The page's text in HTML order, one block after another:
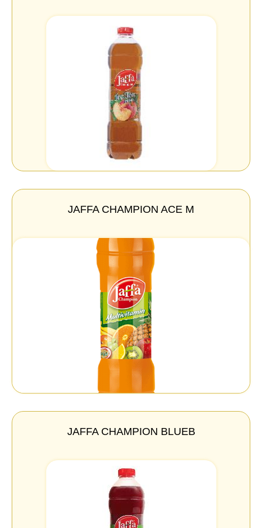
JAFFA CHAMPION ACE M
JAFFA CHAMPION BLUEB